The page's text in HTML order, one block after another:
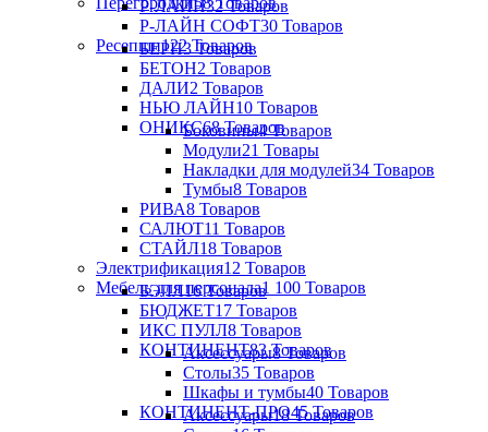
Р-ЛАЙН32 Товаров
Р-ЛАЙН СОФТ30 Товаров
Ресепшн122 Товаров
БЕРН3 Товаров
БЕТОН2 Товаров
ДАЛИ2 Товаров
НЬЮ ЛАЙН10 Товаров
ОНИКС68 Товаров
Боковины4 Товаров
Модули21 Товары
Накладки для модулей34 Товаров
Тумбы8 Товаров
РИВА8 Товаров
САЛЮТ11 Товаров
СТАЙЛ18 Товаров
Электрификация12 Товаров
Мебель для персонала1 100 Товаров
БЭЛЛ16 Товаров
БЮДЖЕТ17 Товаров
ИКС ПУЛЛ8 Товаров
КОНТИНЕНТ83 Товаров
Аксессуары8 Товаров
Столы35 Товаров
Шкафы и тумбы40 Товаров
КОНТИНЕНТ-ПРО45 Товаров
Аксессуары18 Товаров